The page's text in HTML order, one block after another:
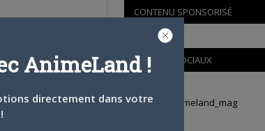
CONTENU SPONSORISÉ
RÉSEAUX SOCIAUX
Tweets by Animeland_mag
AnimeLand !
directement dans votre